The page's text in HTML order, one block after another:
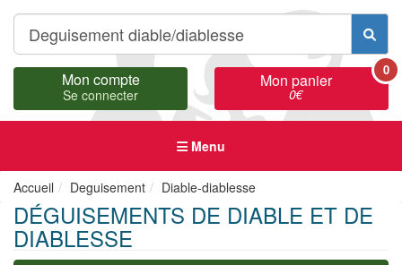
Mon compte
Se connecter
Mon panier
0€
0
Menu
Accueil Deguisement Diable-diablesse
DÉGUISEMENTS DE DIABLE ET DE
DIABLESSE